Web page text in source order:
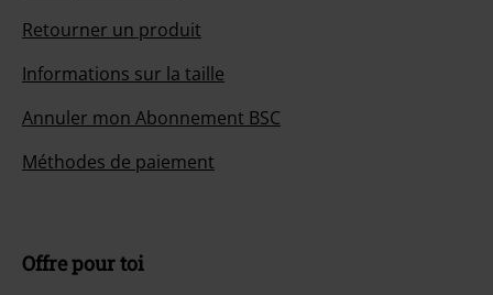
Retourner un produit
Informations sur la taille
Annuler mon Abonnement BSC
Méthodes de paiement
Offre pour toi